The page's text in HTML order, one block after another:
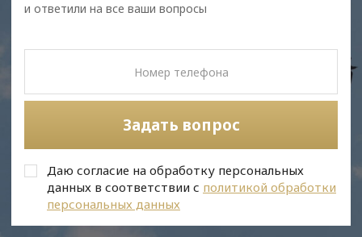
и ответили на все ваши вопросы
Задать вопрос
Даю согласие на обработку персональных
данных в соответствии с политикой обработки
персональных данных